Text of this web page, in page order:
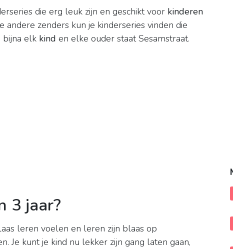
die erg leuk zijn en geschikt voor kinderen
andere zenders kun je kinderseries vinden die
bijna elk kind en elke ouder staat Sesamstraat.
3 jaar?
leren voelen en leren zijn blaas op
Je kunt je kind nu lekker zijn gang laten gaan,